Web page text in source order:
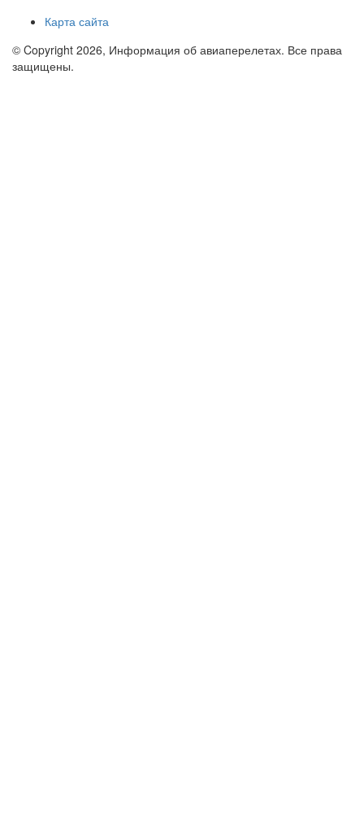
Карта сайта
© Copyright 2026, Информация об авиаперелетах. Все права
защищены.